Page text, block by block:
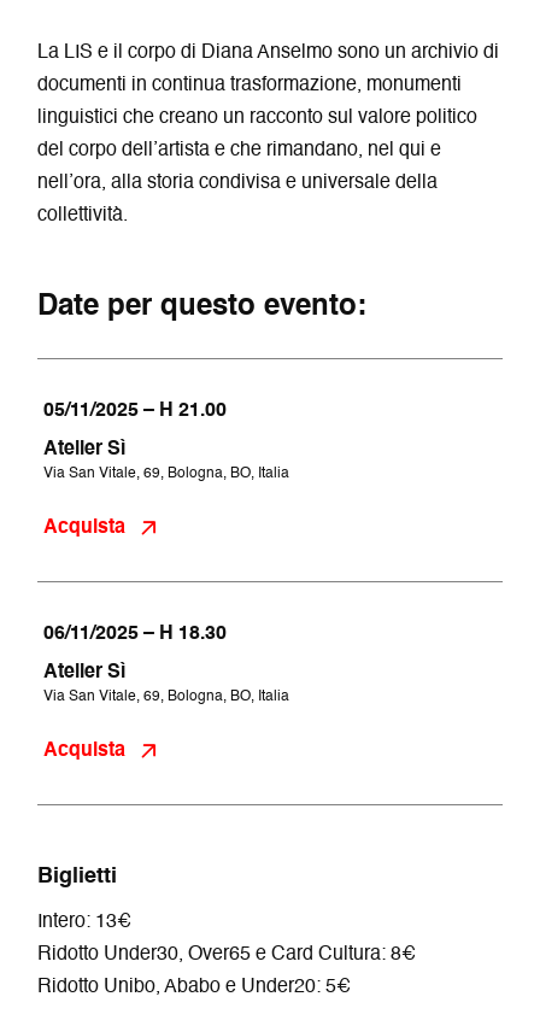
La LIS e il corpo di Diana Anselmo sono un archivio di
documenti in continua trasformazione, monumenti
linguistici che creano un racconto sul valore politico
del corpo dell’artista e che rimandano, nel qui e
nell’ora, alla storia condivisa e universale della
collettività.
Date per questo evento:
05/11/2025 – H 21.00
Atelier Sì
Via San Vitale, 69, Bologna, BO, Italia
Acquista
06/11/2025 – H 18.30
Atelier Sì
Via San Vitale, 69, Bologna, BO, Italia
Acquista
Biglietti
Intero: 13€
Ridotto Under30, Over65 e Card Cultura: 8€
Ridotto Unibo, Ababo e Under20: 5€